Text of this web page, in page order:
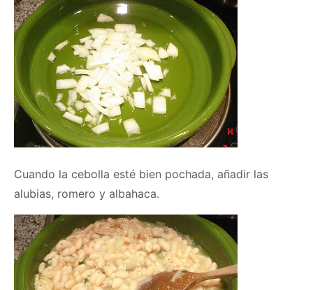
Cuando la cebolla esté bien pochada, añadir las
alubias, romero y albahaca.